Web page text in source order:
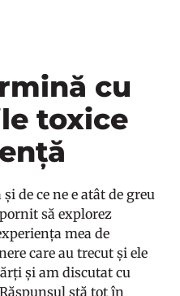
cu
toxice
de ce ne e atât de greu
să explorez
mea de
care au trecut și ele
și am discutat cu
stă tot în